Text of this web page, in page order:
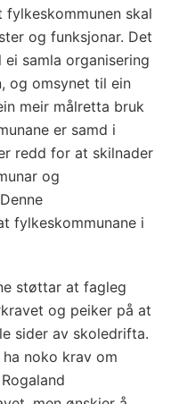
skal
og funksjonar. Det
samla organisering
og omsynet til ein
meir målretta bruk
er samd i
redd for at skilnader
og
fylkeskommunane i
støttar at fagleg
og peiker på at
sider av skoledrifta.
noko krav om